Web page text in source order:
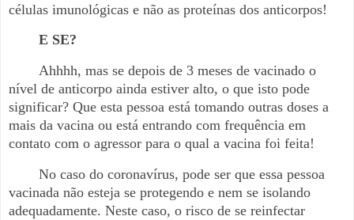
células imunológicas e não as proteínas dos anticorpos!
E SE?
Ahhhh, mas se depois de 3 meses de vacinado o
nível de anticorpo ainda estiver alto, o que isto pode
significar? Que esta pessoa está tomando outras doses a
mais da vacina ou está entrando com frequência em
contato com o agressor para o qual a vacina foi feita!
No caso do coronavírus, pode ser que essa pessoa
vacinada não esteja se protegendo e nem se isolando
adequadamente. Neste caso, o risco de se reinfectar